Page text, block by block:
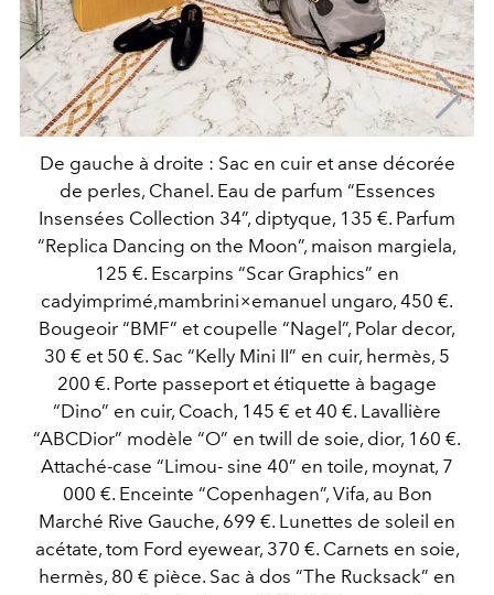
De gauche à droite : Sac en cuir et anse décorée
de perles, Chanel. Eau de parfum “Essences
Insensées Collection 34”, diptyque, 135 €. Parfum
“Replica Dancing on the Moon”, maison margiela,
125 €. Escarpins “Scar Graphics” en
cadyimprimé,mambrini×emanuel ungaro, 450 €.
Bougeoir “BMF” et coupelle “Nagel”, Polar decor,
30 € et 50 €. Sac “Kelly Mini II” en cuir, hermès, 5
200 €. Porte passeport et étiquette à bagage
“Dino” en cuir, Coach, 145 € et 40 €. Lavallière
“ABCDior” modèle “O” en twill de soie, dior, 160 €.
Attaché-case “Limou- sine 40” en toile, moynat, 7
000 €. Enceinte “Copenhagen”, Vifa, au Bon
Marché Rive Gauche, 699 €. Lunettes de soleil en
acétate, tom Ford eyewear, 370 €. Carnets en soie,
hermès, 80 € pièce. Sac à dos “The Rucksack” en